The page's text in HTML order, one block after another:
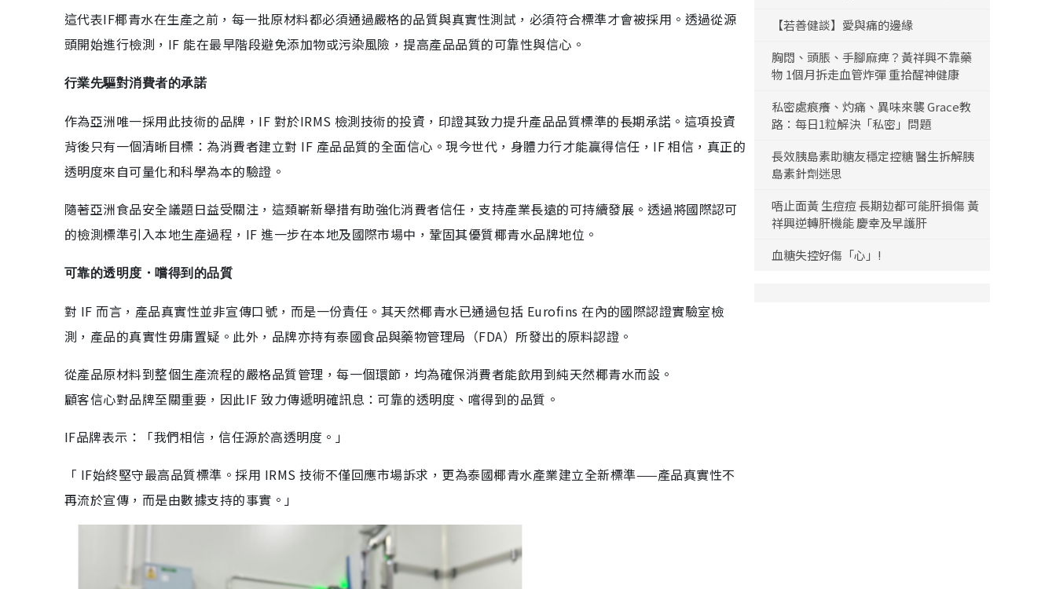
這代表IF椰青水在生產之前，每一批原材料都必須通過嚴格的品質與真實性測試，必須符合標準才會被採用。透過從源
頭開始進行檢測，IF 能在最早階段避免添加物或污染風險，提高產品品質的可靠性與信心。
行業先驅對消費者的承諾
作為亞洲唯一採用此技術的品牌，IF 對於IRMS 檢測技術的投資，印證其致力提升產品品質標準的長期承諾。這項投資
背後只有一個清晰目標：為消費者建立對 IF 產品品質的全面信心。現今世代，身體力行才能贏得信任，IF 相信，真正的
透明度來自可量化和科學為本的驗證。
隨著亞洲食品安全議題日益受關注，這類嶄新舉措有助強化消費者信任，支持產業長遠的可持續發展。透過將國際認可
的檢測標準引入本地生產過程，IF 進一步在本地及國際市場中，鞏固其優質椰青水品牌地位。
可靠的透明度・嚐得到的品質
對 IF 而言，產品真實性並非宣傳口號，而是一份責任。其天然椰青水已通過包括 Eurofins 在內的國際認證實驗室檢
測，產品的真實性毋庸置疑。此外，品牌亦持有泰國食品與藥物管理局（FDA）所發出的原料認證。
從產品原材料到整個生產流程的嚴格品質管理，每一個環節，均為確保消費者能飲用到純天然椰青水而設。
顧客信心對品牌至關重要，因此IF 致力傳遞明確訊息：可靠的透明度、嚐得到的品質。
IF品牌表示：「我們相信，信任源於高透明度。」
「 IF始終堅守最高品質標準。採用 IRMS 技術不僅回應市場訴求，更為泰國椰青水產業建立全新標準——產品真實性不
再流於宣傳，而是由數據支持的事實。」
【若善健談】愛與痛的邊緣
胸悶、頭脹、手腳麻痺？黃祥興不靠藥
物 1個月拆走血管炸彈 重拾醒神健康
私密處痕癢、灼痛、異味來襲 Grace教
路：每日1粒解決「私密」問題
長效胰島素助糖友穩定控糖 醫生拆解胰
島素針劑迷思
唔止面黃 生痘痘 長期攰都可能肝損傷 黃
祥興逆轉肝機能 慶幸及早護肝
血糖失控好傷「心」!